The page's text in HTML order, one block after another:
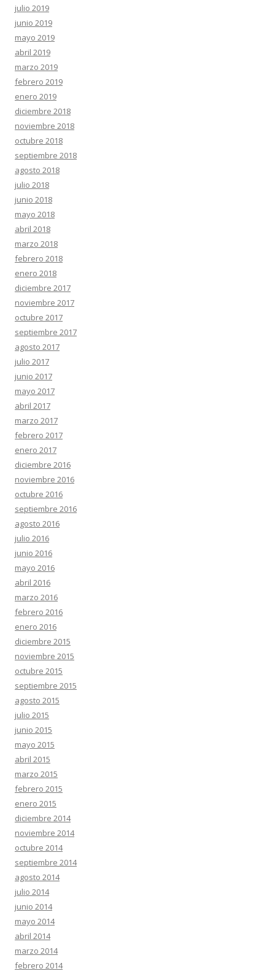
julio 2019
junio 2019
mayo 2019
abril 2019
marzo 2019
febrero 2019
enero 2019
diciembre 2018
noviembre 2018
octubre 2018
septiembre 2018
agosto 2018
julio 2018
junio 2018
mayo 2018
abril 2018
marzo 2018
febrero 2018
enero 2018
diciembre 2017
noviembre 2017
octubre 2017
septiembre 2017
agosto 2017
julio 2017
junio 2017
mayo 2017
abril 2017
marzo 2017
febrero 2017
enero 2017
diciembre 2016
noviembre 2016
octubre 2016
septiembre 2016
agosto 2016
julio 2016
junio 2016
mayo 2016
abril 2016
marzo 2016
febrero 2016
enero 2016
diciembre 2015
noviembre 2015
octubre 2015
septiembre 2015
agosto 2015
julio 2015
junio 2015
mayo 2015
abril 2015
marzo 2015
febrero 2015
enero 2015
diciembre 2014
noviembre 2014
octubre 2014
septiembre 2014
agosto 2014
julio 2014
junio 2014
mayo 2014
abril 2014
marzo 2014
febrero 2014